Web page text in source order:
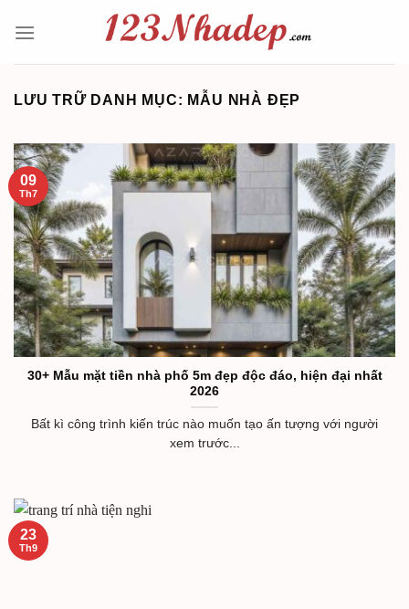
qua
LƯU TRỮ DANH MỤC: MẪU NHÀ ĐẸP
30+ Mẫu mặt tiền nhà phố 5m đẹp độc đáo, hiện đại nhất
2026
Bất kì công trình kiến trúc nào muốn tạo ấn tượng với người
xem trước...
09
Th7
23
Th9